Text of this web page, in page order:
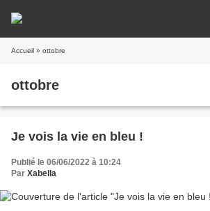
Accueil » ottobre
ottobre
Je vois la vie en bleu !
Publié le 06/06/2022 à 10:24
Par Xabella